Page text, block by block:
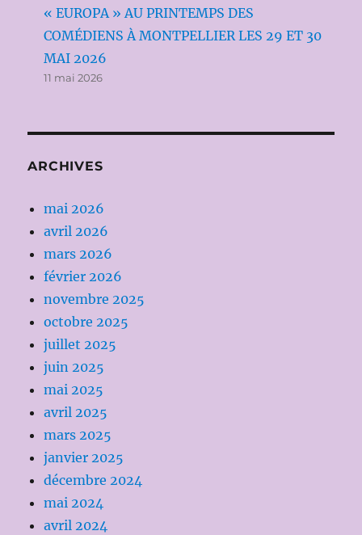
« EUROPA » AU PRINTEMPS DES
COMÉDIENS À MONTPELLIER LES 29 ET 30
MAI 2026
11 mai 2026
ARCHIVES
mai 2026
avril 2026
mars 2026
février 2026
novembre 2025
octobre 2025
juillet 2025
juin 2025
mai 2025
avril 2025
mars 2025
janvier 2025
décembre 2024
mai 2024
avril 2024